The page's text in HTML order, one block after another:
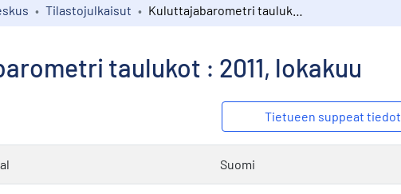
Tilastojulkaisut
taulukot : 2011, lokakuu
Tietueen suppeat tiedot
Suomi